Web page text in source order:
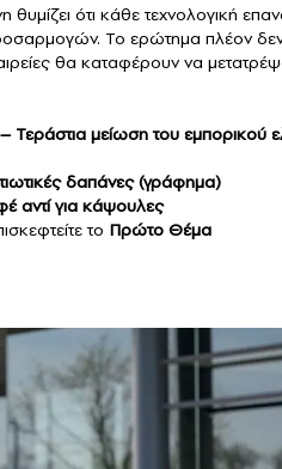
ότι κάθε τεχνολογική
Το ερώτημα πλέον δεν
θα καταφέρουν να
μείωση του εμπορικού
δαπάνες (γράφημα)
αντί για κάψουλες
το Πρώτο Θέμα